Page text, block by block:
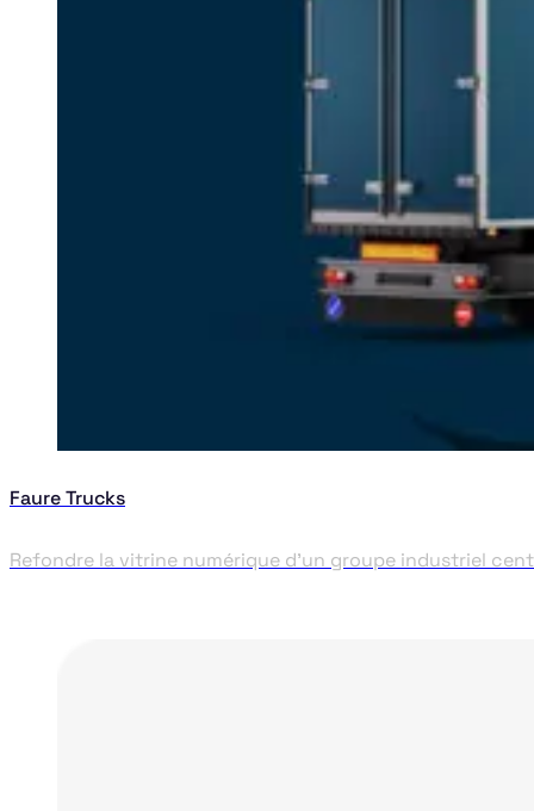
Faure Trucks
Refondre la vitrine numérique d'un groupe industriel